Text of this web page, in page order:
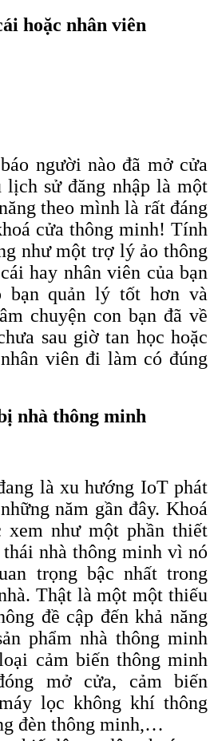
hoặc nhân viên
người nào đã mở cửa
lịch sử đăng nhập là một
theo mình là rất đáng
cửa thông minh! Tính
như một trợ lý ảo thông
hay nhân viên của bạn
bạn quản lý tốt hơn và
chuyện con bạn đã về
sau giờ tan học hoặc
viên đi làm có đúng
nhà thông minh
là xu hướng IoT phát
năm gần đây. Khoá
xem như một phần thiết
nhà thông minh vì nó
trọng bậc nhất trong
Thật là một một thiếu
đề cập đến khả năng
phẩm nhà thông minh
cảm biến thông minh
mở cửa, cảm biến
lọc không khí thông
đèn thông minh,…